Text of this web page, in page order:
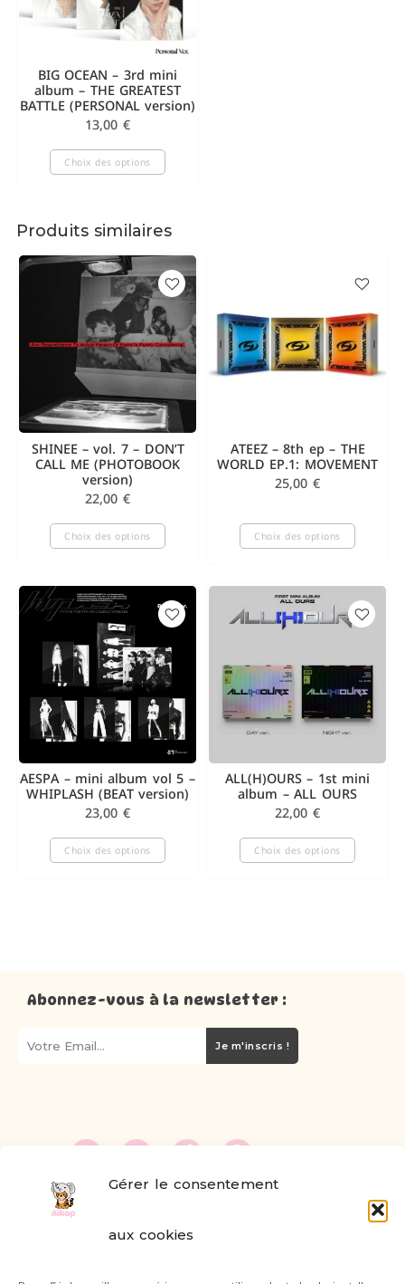
Gérer le consentement
aux cookies
BIG OCEAN – 3rd mini
album – THE GREATEST
BATTLE (PERSONAL version)
13,00 €
Choix des options
Produits similaires
SHINEE – vol. 7 – DON’T
CALL ME (PHOTOBOOK
version)
22,00 €
Choix des options
ATEEZ – 8th ep – THE
WORLD EP.1: MOVEMENT
25,00 €
Choix des options
AESPA – mini album vol 5 –
WHIPLASH (BEAT version)
23,00 €
Choix des options
ALL(H)OURS – 1st mini
album – ALL OURS
22,00 €
Choix des options
Abonnez-vous à la newsletter :
Je m'inscris !